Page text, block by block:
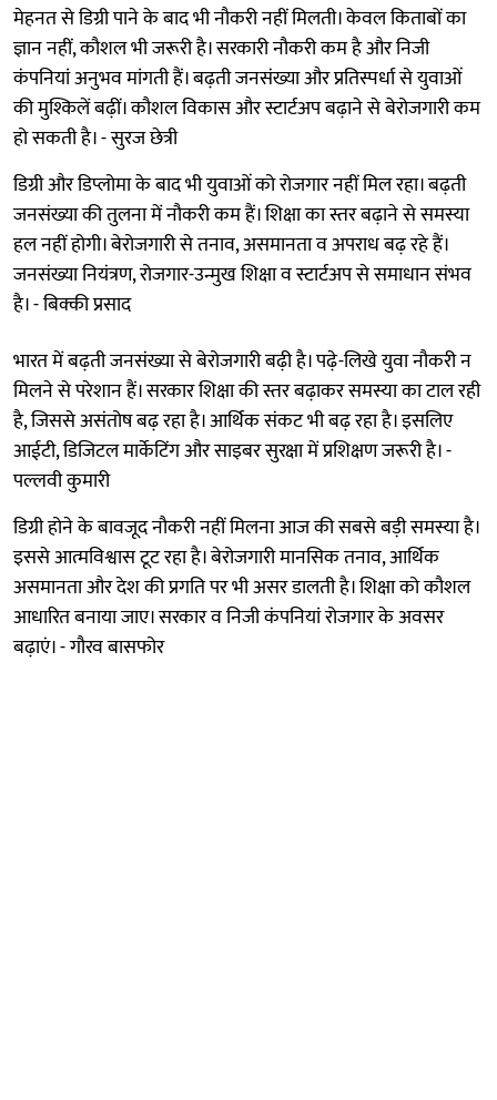
मेहनत से डिग्री पाने के बाद भी नौकरी नहीं मिलती। केवल किताबों का
ज्ञान नहीं, कौशल भी जरूरी है। सरकारी नौकरी कम है और निजी
कंपनियां अनुभव मांगती हैं। बढ़ती जनसंख्या और प्रतिस्पर्धा से युवाओं
की मुश्किलें बढ़ीं। कौशल विकास और स्टार्टअप बढ़ाने से बेरोजगारी कम
हो सकती है। - सुरज छेत्री
डिग्री और डिप्लोमा के बाद भी युवाओं को रोजगार नहीं मिल रहा। बढ़ती
जनसंख्या की तुलना में नौकरी कम हैं। शिक्षा का स्तर बढ़ाने से समस्या
हल नहीं होगी। बेरोजगारी से तनाव, असमानता व अपराध बढ़ रहे हैं।
जनसंख्या नियंत्रण, रोजगार-उन्मुख शिक्षा व स्टार्टअप से समाधान संभव
है। - बिक्की प्रसाद
भारत में बढ़ती जनसंख्या से बेरोजगारी बढ़ी है। पढ़े-लिखे युवा नौकरी न
मिलने से परेशान हैं। सरकार शिक्षा की स्तर बढ़ाकर समस्या का टाल रही
है, जिससे असंतोष बढ़ रहा है। आर्थिक संकट भी बढ़ रहा है। इसलिए
आईटी, डिजिटल मार्केटिंग और साइबर सुरक्षा में प्रशिक्षण जरूरी है। -
पल्लवी कुमारी
डिग्री होने के बावजूद नौकरी नहीं मिलना आज की सबसे बड़ी समस्या है।
इससे आत्मविश्वास टूट रहा है। बेरोजगारी मानसिक तनाव, आर्थिक
असमानता और देश की प्रगति पर भी असर डालती है। शिक्षा को कौशल
आधारित बनाया जाए। सरकार व निजी कंपनियां रोजगार के अवसर
बढ़ाएं। - गौरव बासफोर